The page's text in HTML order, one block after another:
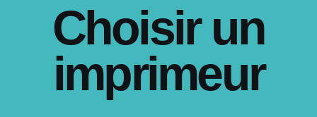
Choisir un
imprimeur